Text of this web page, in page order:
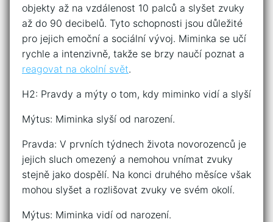
objekty až na vzdálenost 10 palců a slyšet zvuky
až do 90 decibelů. Tyto schopnosti jsou důležité
pro jejich emoční a sociální vývoj. Miminka se učí
rychle a intenzivně, takže se brzy naučí poznat a
reagovat na okolní svět.
H2: Pravdy a mýty o tom, kdy miminko vidí a slyší
Mýtus: Miminka slyší od narození.
Pravda: V prvních týdnech života novorozenců je
jejich sluch omezený a nemohou vnímat zvuky
stejně jako dospělí. Na konci druhého měsíce však
mohou slyšet a rozlišovat zvuky ve svém okolí.
Mýtus: Miminka vidí od narození.